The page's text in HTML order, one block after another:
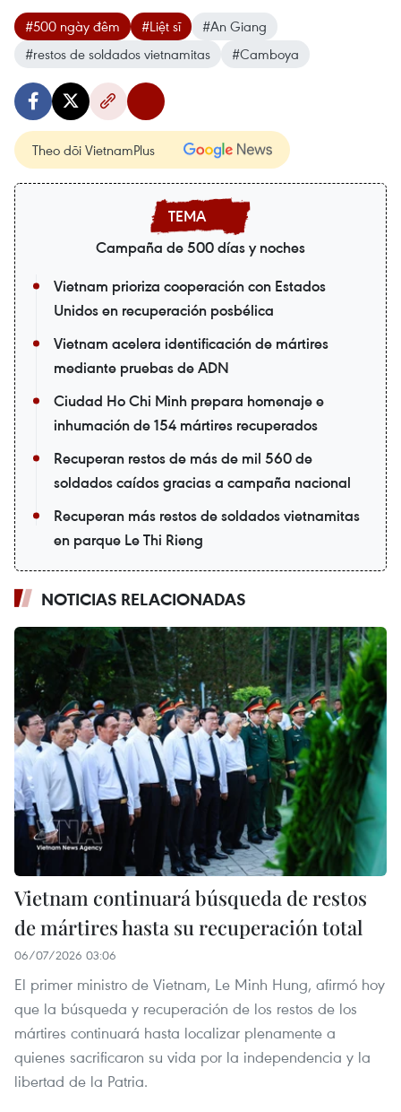
#500 ngày đêm #Liệt sĩ
#An Giang
#restos de soldados vietnamitas
#Camboya
Theo dõi VietnamPlus
Campaña de 500 días y noches
Vietnam prioriza cooperación con Estados
Unidos en recuperación posbélica
Vietnam acelera identificación de mártires
mediante pruebas de ADN
Ciudad Ho Chi Minh prepara homenaje e
inhumación de 154 mártires recuperados
Recuperan restos de más de mil 560 de
soldados caídos gracias a campaña nacional
Recuperan más restos de soldados vietnamitas
en parque Le Thi Rieng
NOTICIAS RELACIONADAS
Vietnam continuará búsqueda de restos
de mártires hasta su recuperación total
06/07/2026 03:06
El primer ministro de Vietnam, Le Minh Hung, afirmó hoy
que la búsqueda y recuperación de los restos de los
mártires continuará hasta localizar plenamente a
quienes sacrificaron su vida por la independencia y la
libertad de la Patria.